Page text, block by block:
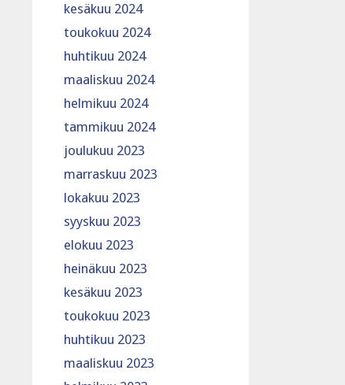
kesäkuu 2024
toukokuu 2024
huhtikuu 2024
maaliskuu 2024
helmikuu 2024
tammikuu 2024
joulukuu 2023
marraskuu 2023
lokakuu 2023
syyskuu 2023
elokuu 2023
heinäkuu 2023
kesäkuu 2023
toukokuu 2023
huhtikuu 2023
maaliskuu 2023